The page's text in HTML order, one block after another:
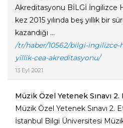
Akreditasyonu BİLGİ İngilizce
kez 2015 yılında beş yıllık bir
kazandığı ...
/tr/haber/10562/bilgi-ingilizce-
yillik-cea-akreditasyonu/
13 Eyl 2021
Müzik Özel Yetenek Sınavı 2.
Müzik Özel Yetenek Sınavı 2.
İstanbul Bilgi Üniversitesi